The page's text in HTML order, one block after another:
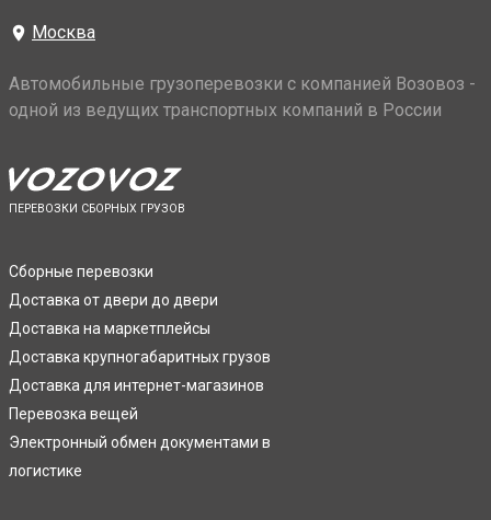
Москва
Автомобильные грузоперевозки с компанией Возовоз -
одной из ведущих транспортных компаний в России
ПЕРЕВОЗКИ СБОРНЫХ ГРУЗОВ
Сборные перевозки
Доставка от двери до двери
Доставка на маркетплейсы
Доставка крупногабаритных грузов
Доставка для интернет-магазинов
Перевозка вещей
Электронный обмен документами в
логистике